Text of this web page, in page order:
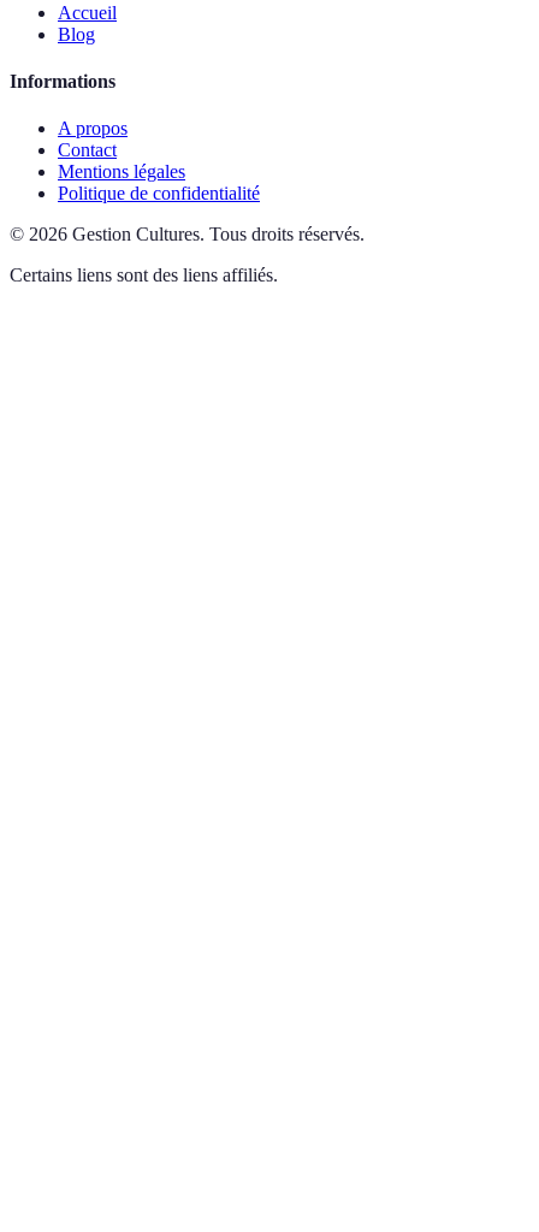
Accueil
Blog
Informations
A propos
Contact
Mentions légales
Politique de confidentialité
© 2026 Gestion Cultures. Tous droits réservés.
Certains liens sont des liens affiliés.